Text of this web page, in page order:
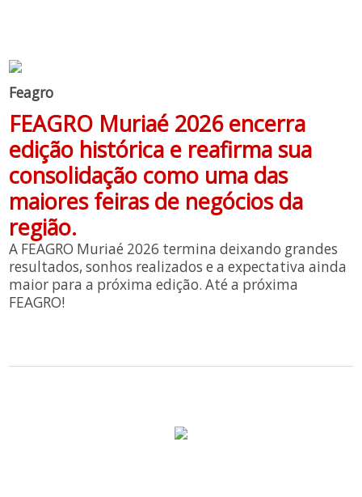
Feagro
FEAGRO Muriaé 2026 encerra
edição histórica e reafirma sua
consolidação como uma das
maiores feiras de negócios da
região.
A FEAGRO Muriaé 2026 termina deixando grandes
resultados, sonhos realizados e a expectativa ainda
maior para a próxima edição. Até a próxima
FEAGRO!